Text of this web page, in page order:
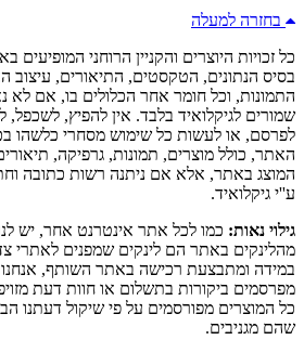
בחזרה למעלה
כל זכויות היוצרים והקניין הרוחני
בסיס הנתונים, הטקסטים, התיאורים, עיצוב
התמונות, וכל חומר אחר הכלולים בו, אם
שמורים לגיקלואיד בלבד. אין להפיץ,
לפרסם, או לעשות כל שימוש מסחרי כלשהו
האתר, כולל מוצרים, תמונות, גרפיקה,
המוצג באתר, אלא אם ניתנה רשות כתובה
ע''י גיקלואיד.
גילוי נאות: כמו לכל אתר אינטרנט אחר, יש
מהלינקים באתר הם לינקים שמפנים לאתרי
במידה ומתבצעת רכישה באתר השותף,
מפרסמים ביקורות בתשלום או חוות דעת
כל המוצרים מפורסמים על פי שיקול דעתנו
שהם מגניבים.